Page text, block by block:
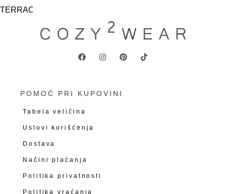
POMOĆ PRI KUPOVINI
Tabela veličina
Uslovi korišćenja
Dostava
Načini plaćanja
Politika privatnosti
Politika vraćanja